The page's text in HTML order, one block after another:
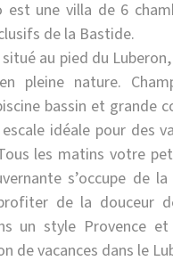
est une villa de 6
de la Bastide.
situé au pied du
pleine nature.
bassin et grande
idéale pour des
les matins votre
s’occupe de la
de la douceur
un style Provence
de vacances dans le